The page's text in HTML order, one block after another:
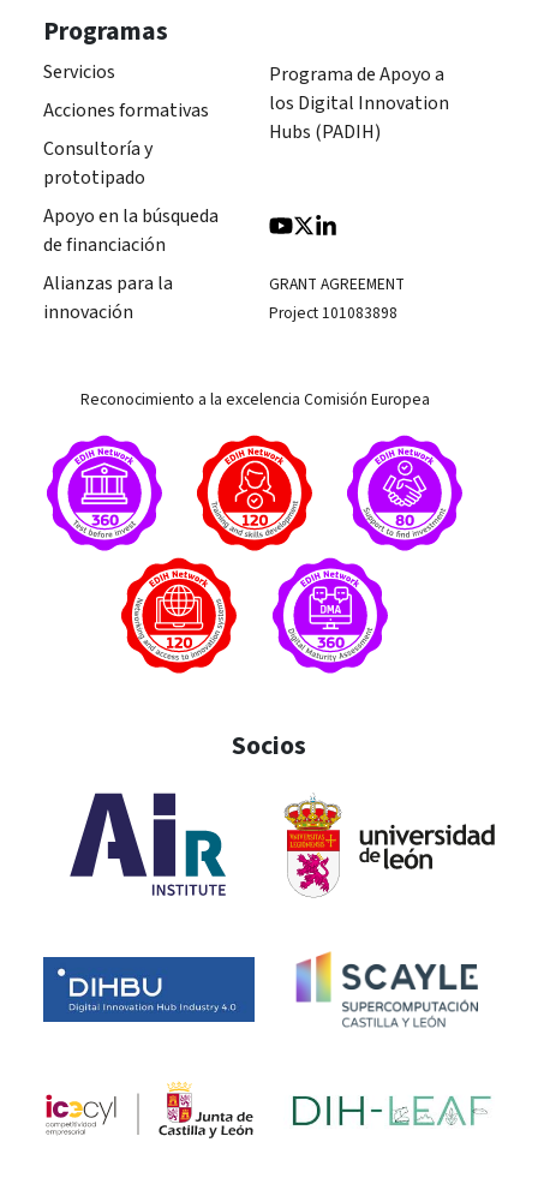
Programas
Servicios
Acciones formativas
Consultoría y
prototipado
Apoyo en la búsqueda
de financiación
Alianzas para la
innovación
Programa de Apoyo a
los Digital Innovation
Hubs (PADIH)
GRANT AGREEMENT
Project 101083898
Reconocimiento a la excelencia Comisión Europea
Socios